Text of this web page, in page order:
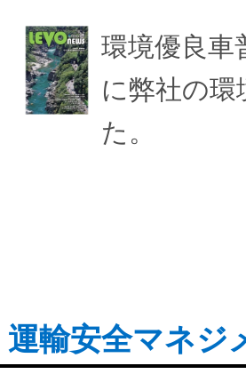
環境優良車
に弊社の
た。
運輸安全マネジ